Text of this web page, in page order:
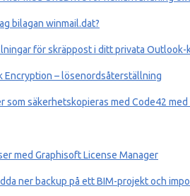
bilagan winmail.dat?
för skräppost i ditt privata Outlook-
Encryption – lösenordsåterställning
som säkerhetskopieras med Code42
med Graphisoft License Manager
ner backup på ett BIM-projekt och